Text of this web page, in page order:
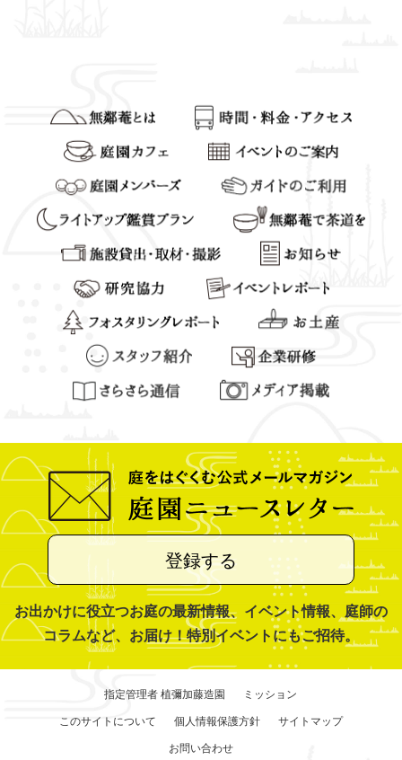
登録する
お出かけに役立つお庭の最新情報、イベント情報、庭師の
コラムなど、お届け！特別イベントにもご招待。
指定管理者 植彌加藤造園
ミッション
このサイトについて
個人情報保護方針
サイトマップ
お問い合わせ